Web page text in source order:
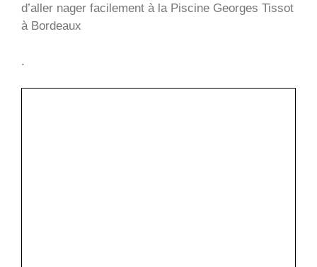
d’aller nager facilement à la Piscine Georges Tissot
à Bordeaux
.